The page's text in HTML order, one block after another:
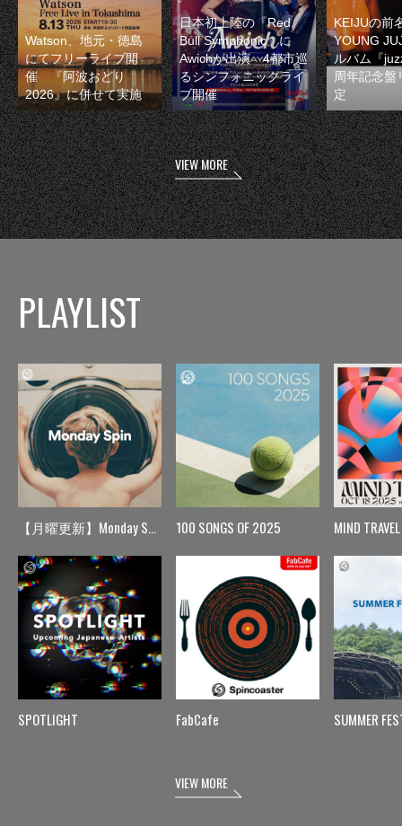
Watson、地元・徳島
にてフリーライブ開
催 『阿波おどり
2026』に併せて実施
日本初上陸の『Red
Bull Symphonic』に
Awichが出演 4都市巡
るシンフォニックライ
ブ開催
KEIJUの前
YOUNG
ルバム『
周年記念盤
定
VIEW MORE
PLAYLIST
【月曜更新】Monday Spin
SPOTLIGHT
100 SONGS OF 2025
FabCafe
MIND TRAVEL
SUMMER
VIEW MORE